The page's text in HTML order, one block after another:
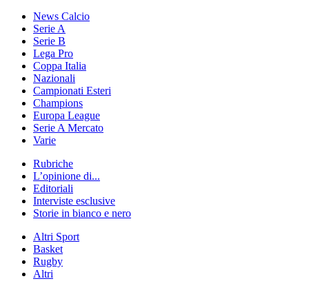
News Calcio
Serie A
Serie B
Lega Pro
Coppa Italia
Nazionali
Campionati Esteri
Champions
Europa League
Serie A Mercato
Varie
Rubriche
L’opinione di...
Editoriali
Interviste esclusive
Storie in bianco e nero
Altri Sport
Basket
Rugby
Altri